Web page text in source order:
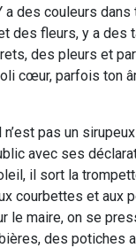
a des couleurs
des fleurs, y a des
des pleurs et
cœur, parfois ton
pas un
avec ses
il sort la
courbettes et aux
le maire, on se
des potiches